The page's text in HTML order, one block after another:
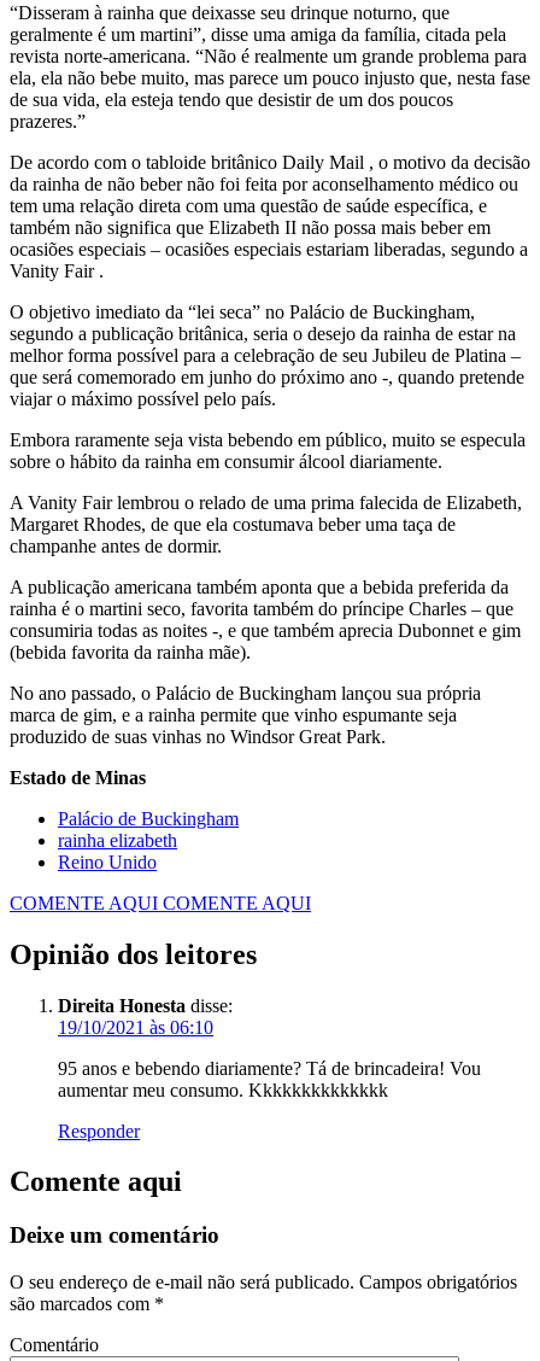
“Disseram à rainha que deixasse seu drinque noturno, que
geralmente é um martini”, disse uma amiga da família, citada pela
revista norte-americana. “Não é realmente um grande problema para
ela, ela não bebe muito, mas parece um pouco injusto que, nesta fase
de sua vida, ela esteja tendo que desistir de um dos poucos
prazeres.”
De acordo com o tabloide britânico Daily Mail , o motivo da decisão
da rainha de não beber não foi feita por aconselhamento médico ou
tem uma relação direta com uma questão de saúde específica, e
também não significa que Elizabeth II não possa mais beber em
ocasiões especiais – ocasiões especiais estariam liberadas, segundo a
Vanity Fair .
O objetivo imediato da “lei seca” no Palácio de Buckingham,
segundo a publicação britânica, seria o desejo da rainha de estar na
melhor forma possível para a celebração de seu Jubileu de Platina –
que será comemorado em junho do próximo ano -, quando pretende
viajar o máximo possível pelo país.
Embora raramente seja vista bebendo em público, muito se especula
sobre o hábito da rainha em consumir álcool diariamente.
A Vanity Fair lembrou o relado de uma prima falecida de Elizabeth,
Margaret Rhodes, de que ela costumava beber uma taça de
champanhe antes de dormir.
A publicação americana também aponta que a bebida preferida da
rainha é o martini seco, favorita também do príncipe Charles – que
consumiria todas as noites -, e que também aprecia Dubonnet e gim
(bebida favorita da rainha mãe).
No ano passado, o Palácio de Buckingham lançou sua própria
marca de gim, e a rainha permite que vinho espumante seja
produzido de suas vinhas no Windsor Great Park.
Estado de Minas
Palácio de Buckingham
rainha elizabeth
Reino Unido
COMENTE AQUI COMENTE AQUI
Opinião dos leitores
Direita Honesta disse:
19/10/2021 às 06:10
95 anos e bebendo diariamente? Tá de brincadeira! Vou
aumentar meu consumo. Kkkkkkkkkkkkkk
Responder
Comente aqui
Deixe um comentário
O seu endereço de e-mail não será publicado. Campos obrigatórios
são marcados com *
Comentário